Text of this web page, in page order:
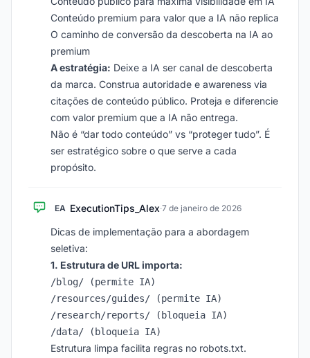
Conteúdo premium para valor que a IA não replica
O caminho de conversão da descoberta na IA ao
premium
A estratégia: Deixe a IA ser canal de descoberta
da marca. Construa autoridade e awareness via
citações de conteúdo público. Proteja e diferencie
com valor premium que a IA não entrega.
Não é “dar todo conteúdo” vs “proteger tudo”. É
ser estratégico sobre o que serve a cada
propósito.
EA ExecutionTips_Alex·7 de janeiro de 2026
Dicas de implementação para a abordagem
seletiva:
1. Estrutura de URL importa:
/blog/ (permite IA)
/resources/guides/ (permite IA)
/research/reports/ (bloqueia IA)
Estrutura limpa facilita regras no robots.txt.